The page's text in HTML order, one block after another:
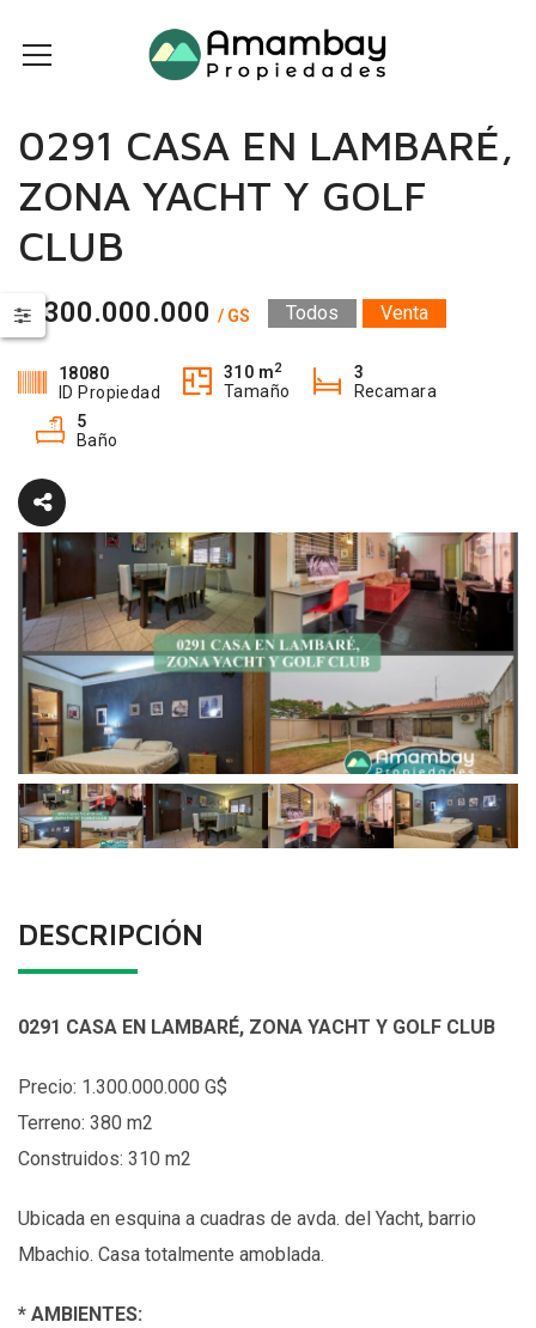
0291 CASA EN LAMBARÉ,
ZONA YACHT Y GOLF
CLUB
1.300.000.000 / GS Todos Venta
18080
ID Propiedad
310 m2
Tamaño
3
Recamara
5
Baño
DESCRIPCIÓN
0291 CASA EN LAMBARÉ, ZONA YACHT Y GOLF CLUB
Precio: 1.300.000.000 G$
Terreno: 380 m2
Construidos: 310 m2
Ubicada en esquina a cuadras de avda. del Yacht, barrio
Mbachio. Casa totalmente amoblada.
* AMBIENTES: